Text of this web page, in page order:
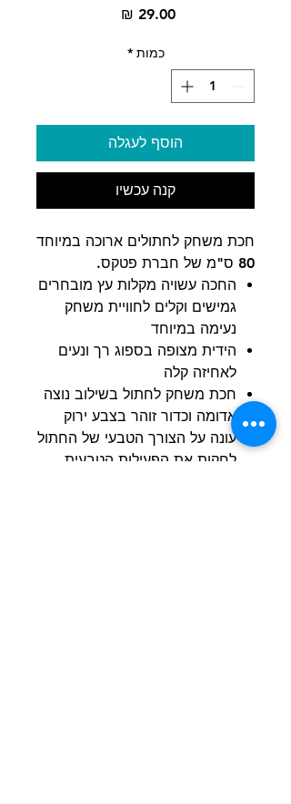
‏29.00 ‏₪
כמות *
הוסף לעגלה
קנה עכשיו
חכת משחק לחתולים ארוכה במיוחד
80 ס"מ של חברת פטקס.
החכה עשויה מקלות עץ מובחרים
גמישים וקלים לחוויית משחק
נעימה במיוחד
הידית מצופה בספוג רך ונעים
לאחיזה קלה
חכת משחק לחתול בשילוב נוצה
אדומה וכדור זוהר בצבע ירוק
עונה על הצורך הטבעי של החתול
לחקות את הפעילות הטבעית ,